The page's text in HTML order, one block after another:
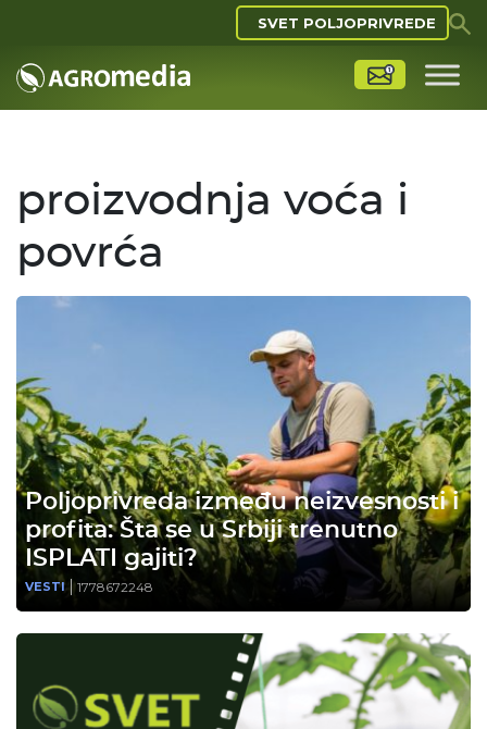
SVET POLJOPRIVREDE
proizvodnja voća i
povrća
Poljoprivreda između neizvesnosti i
profita: Šta se u Srbiji trenutno
ISPLATI gajiti?
VESTI 1778672248